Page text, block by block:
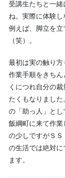
受講生たちと一
ね。実際に体験し
例えば、脚立を
（笑）。
最初は実の触り
作業手順をきち
くにつれ自分の
たくもなりまし
の「助っ人」と
飯綱町に来て作
の少しですがＳ
の生活では絶対
ます。